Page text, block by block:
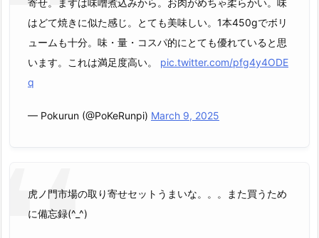
寄せ。まずは味噌煮込みから。お肉がめちゃ柔らかい。味
はどて焼きに似た感じ。とても美味しい。1本450gでボリ
ュームも十分。味・量・コスパ的にとても優れていると思
います。これは満足度高い。 pic.twitter.com/pfg4y4ODE
q
— Pokurun (@PoKeRunpi) March 9, 2025
虎ノ門市場の取り寄せセットうまいな。。。また買うため
に備忘録(^_^)